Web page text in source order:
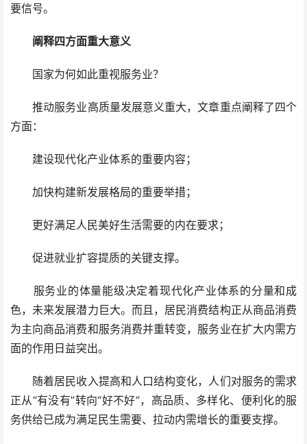
要信号。
阐释四方面重大意义
国家为何如此重视服务业？
推动服务业高质量发展意义重大，文章重点阐释了四个
方面：
建设现代化产业体系的重要内容；
加快构建新发展格局的重要举措；
更好满足人民美好生活需要的内在要求；
促进就业扩容提质的关键支撑。
服务业的体量能级决定着现代化产业体系的分量和成
色，未来发展潜力巨大。而且，居民消费结构正从商品消费
为主向商品消费和服务消费并重转变，服务业在扩大内需方
面的作用日益突出。
随着居民收入提高和人口结构变化，人们对服务的需求
正从“有没有”转向“好不好”，高品质、多样化、便利化的服
务供给已成为满足民生需要、拉动内需增长的重要支撑。